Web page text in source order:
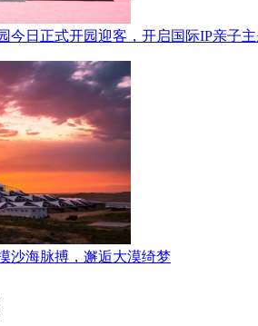
今日正式开园迎客，开启国际IP亲子
沙海脉搏，邂逅大漠绮梦